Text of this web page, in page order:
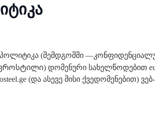
(შემდგომში
) დომენური სახელწოდებით
(და ასევე მისი ქვედომენებით)